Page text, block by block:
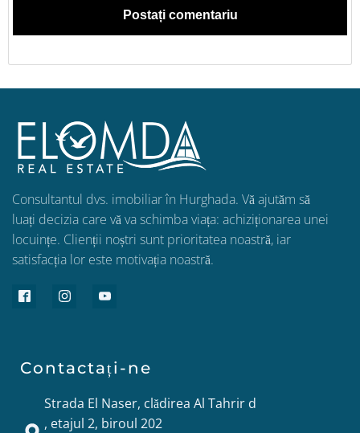
Consultantul dvs. imobiliar în Hurghada. Vă ajutăm să
luați decizia care vă va schimba viața: achiziționarea unei
locuințe. Clienții noștri sunt prioritatea noastră, iar
satisfacția lor este motivația noastră.
Contactați-ne
Strada El Naser, clădirea Al Tahrir d
, etajul 2, biroul 202